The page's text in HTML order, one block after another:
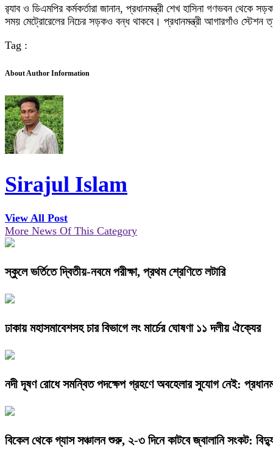
র‌্যাব ও ডিএমপির কর্মকর্তারা জানান, প্রধানমন্ত্রী শেখ হাসিনা গণভবন
সময় মেট্রোরেলের নিচের সড়কও বন্ধ থাকবে। প্রধানমন্ত্রী আগারগাঁও স্টেশন
Tag :
About Author Information
Sirajul Islam
View All Post
More News Of This Category
স্কুলে ভর্তিতে দ্বিতীয়-নবমে পরীক্ষা, প্রথম শ্রেণিতে লটারি
ঢাকায় মহাসমাবেশসহ চার বিভাগে লং মার্চের ঘোষণা ১১ দলীয় ঐক্যের
নদী দূষণ রোধে সমন্বিত পদক্ষেপ গ্রহণে অবহেলার সুযোগ নেই:
বিকেল থেকে গ্যাস সঞ্চালন শুরু, ২-৩ দিনে কাটবে জ্বালানি সংকট: